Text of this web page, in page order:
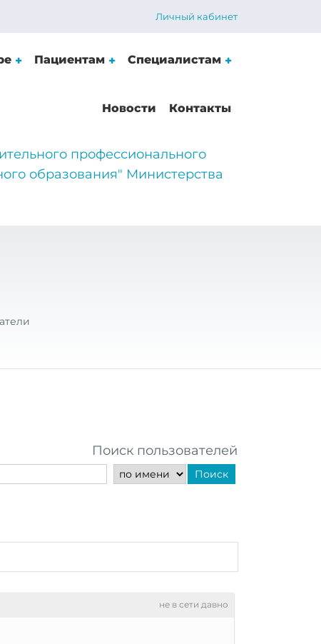
Личный кабинет
Пациентам Специалистам
Новости Контакты
профессионального
образования" Министерства
Поиск пользователей
Поиск
не в сети давно